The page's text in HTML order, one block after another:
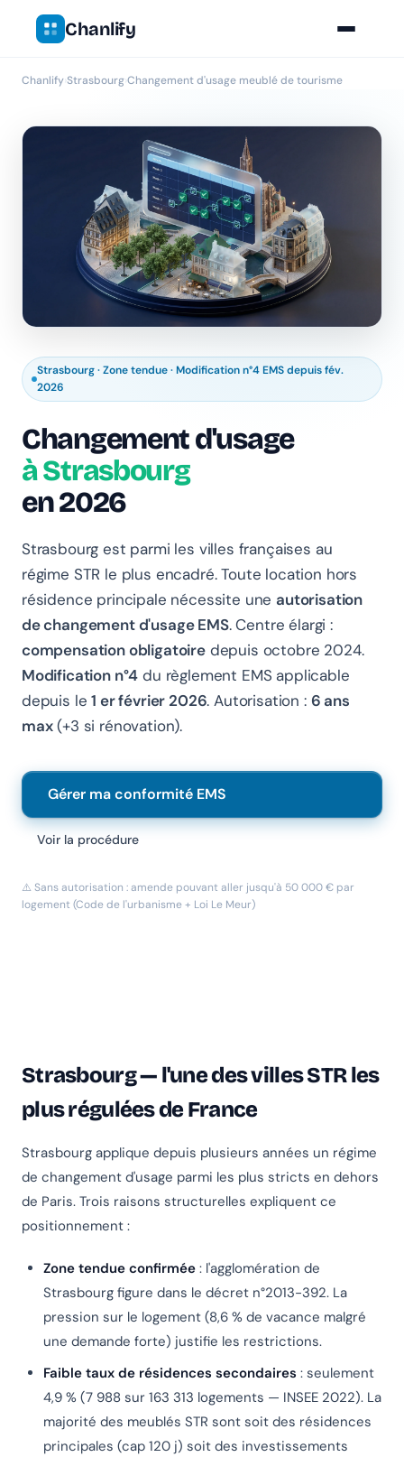
Chanlify
Chanlify›Strasbourg›Changement d'usage meublé de tourisme
Strasbourg · Zone tendue · Modification n°4 EMS depuis fév.
2026
Changement d'usage
à Strasbourg
en 2026
Strasbourg est parmi les villes françaises au
régime STR le plus encadré. Toute location hors
résidence principale nécessite une autorisation
de changement d'usage EMS. Centre élargi :
compensation obligatoiredepuis octobre 2024.
Modification n°4 du règlement EMS applicable
depuis le1 er février 2026. Autorisation : 6 ans
max(+3 si rénovation).
Gérer ma conformité EMS
Voir la procédure
⚠️ Sans autorisation : amende pouvant aller jusqu'à 50 000 € par
logement (Code de l'urbanisme + Loi Le Meur)
Strasbourg — l'une des villes STR les
plus régulées de France
Strasbourg applique depuis plusieurs années un régime
de changement d'usage parmi les plus stricts en dehors
de Paris. Trois raisons structurelles expliquent ce
positionnement :
Zone tendue confirmée : l'agglomération de
Strasbourg figure dans le décret n°2013-392. La
pression sur le logement (8,6 % de vacance malgré
une demande forte) justifie les restrictions.
Faible taux de résidences secondaires : seulement
4,9 % (7 988 sur 163 313 logements — INSEE 2022). La
majorité des meublés STR sont soit des résidences
principales (cap 120 j) soit des investissements
Chanlify Assistant
En ligne · Online
Bonjour 👋 Je suis l'assistant Chanlify. Comment puis-
je vous aider ?
Hello! I'm the Chanlify assistant. How can I help?